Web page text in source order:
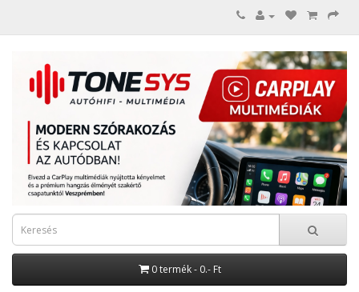
0 termék - 0.- Ft